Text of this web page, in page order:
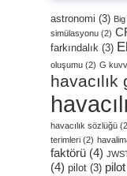
astronomi (3)
simülasyonu (2)
farkındalık (3)
oluşumu (2) G
havacılık sözlüğü
terimleri (2)
faktörü (4)
(4) pilot (3)